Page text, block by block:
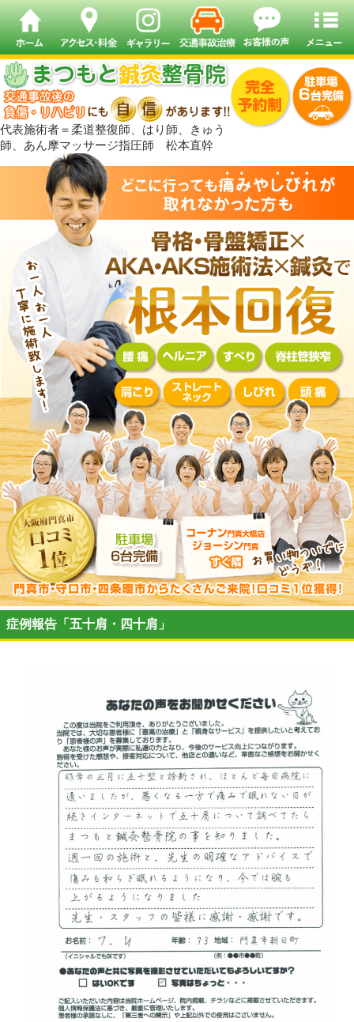
代表施術者＝柔道整復師、はり師、きゅう
師、あん摩マッサージ指圧師 松本直幹
症例報告「五十肩・四十肩」